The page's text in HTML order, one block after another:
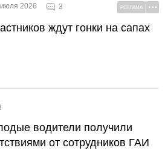
2026 3 РЕКЛАМА
ждут гонки на сапах
водители получили
от сотрудников ГАИ